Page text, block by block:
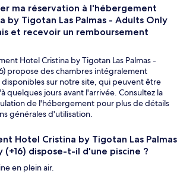
ma réservation à l'hébergement
by Tigotan Las Palmas - Adults Only
et recevoir un remboursement
Hotel Cristina by Tigotan Las Palmas -
propose des chambres intégralement
sur notre site, qui peuvent être
quelques jours avant l'arrivée. Consultez la
de l'hébergement pour plus de détails
générales d'utilisation.
Hotel Cristina by Tigotan Las Palmas
(+16) dispose-t-il d'une piscine ?
en plein air.